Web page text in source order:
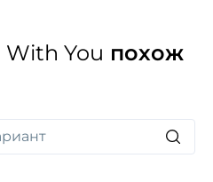
With You похож